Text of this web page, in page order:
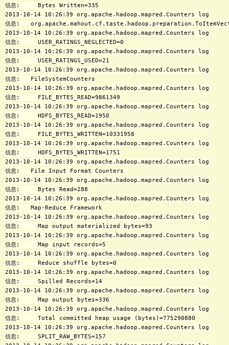
信息:     Bytes Written=335
2013-10-14 10:26:39 org.apache.hadoop.mapred.Counters log
信息:
2013-10-14 10:26:39 org.apache.hadoop.mapred.Counters log
信息:     USER_RATINGS_NEGLECTED=0
2013-10-14 10:26:39 org.apache.hadoop.mapred.Counters log
信息:     USER_RATINGS_USED=21
2013-10-14 10:26:39 org.apache.hadoop.mapred.Counters log
信息:   FileSystemCounters
2013-10-14 10:26:39 org.apache.hadoop.mapred.Counters log
信息:     FILE_BYTES_READ=9861349
2013-10-14 10:26:39 org.apache.hadoop.mapred.Counters log
信息:     HDFS_BYTES_READ=1950
2013-10-14 10:26:39 org.apache.hadoop.mapred.Counters log
信息:     FILE_BYTES_WRITTEN=10331958
2013-10-14 10:26:39 org.apache.hadoop.mapred.Counters log
信息:     HDFS_BYTES_WRITTEN=1751
2013-10-14 10:26:39 org.apache.hadoop.mapred.Counters log
信息:   File Input Format Counters
2013-10-14 10:26:39 org.apache.hadoop.mapred.Counters log
信息:     Bytes Read=288
2013-10-14 10:26:39 org.apache.hadoop.mapred.Counters log
信息:   Map-Reduce Framework
2013-10-14 10:26:39 org.apache.hadoop.mapred.Counters log
信息:     Map output materialized bytes=93
2013-10-14 10:26:39 org.apache.hadoop.mapred.Counters log
信息:     Map input records=5
2013-10-14 10:26:39 org.apache.hadoop.mapred.Counters log
信息:     Reduce shuffle bytes=0
2013-10-14 10:26:39 org.apache.hadoop.mapred.Counters log
信息:     Spilled Records=14
2013-10-14 10:26:39 org.apache.hadoop.mapred.Counters log
信息:     Map output bytes=336
2013-10-14 10:26:39 org.apache.hadoop.mapred.Counters log
信息:     Total committed heap usage (bytes)=775290880
2013-10-14 10:26:39 org.apache.hadoop.mapred.Counters log
信息:     SPLIT_RAW_BYTES=157